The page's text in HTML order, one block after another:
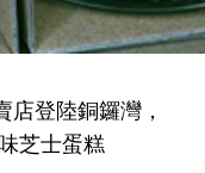
店登陸銅鑼灣，
芝士蛋糕